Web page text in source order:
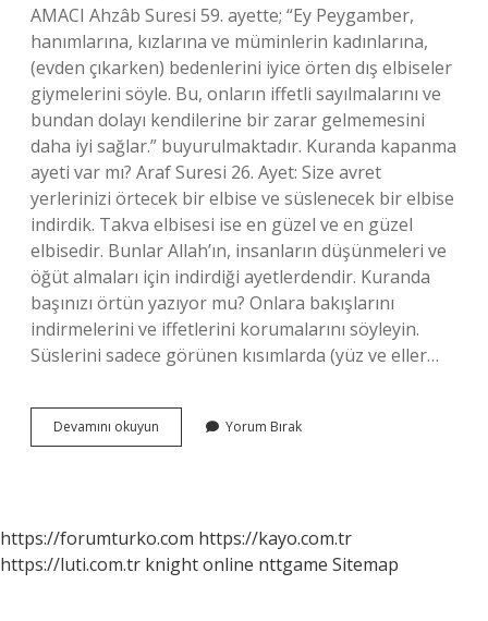
AMACI Ahzâb Suresi 59. ayette; “Ey Peygamber,
hanımlarına, kızlarına ve müminlerin kadınlarına,
(evden çıkarken) bedenlerini iyice örten dış elbiseler
giymelerini söyle. Bu, onların iffetli sayılmalarını ve
bundan dolayı kendilerine bir zarar gelmemesini
daha iyi sağlar.” buyurulmaktadır. Kuranda kapanma
ayeti var mı? Araf Suresi 26. Ayet: Size avret
yerlerinizi örtecek bir elbise ve süslenecek bir elbise
indirdik. Takva elbisesi ise en güzel ve en güzel
elbisedir. Bunlar Allah’ın, insanların düşünmeleri ve
öğüt almaları için indirdiği ayetlerdendir. Kuranda
başınızı örtün yazıyor mu? Onlara bakışlarını
indirmelerini ve iffetlerini korumalarını söyleyin.
Süslerini sadece görünen kısımlarda (yüz ve eller…
Devamını okuyun Tesettür
Kuranda
Yorum Bırak
https://forumturko.com https://kayo.com.tr
https://luti.com.tr knight online nttgame Sitemap